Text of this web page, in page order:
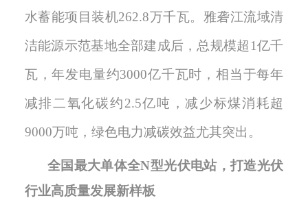
水蓄能项目装机262.8万千瓦。雅砻江流域清
洁能源示范基地全部建成后，总规模超 1亿千
瓦，年发电量约3000亿千瓦时，相当于每年
减排二氧化碳约2.5亿吨，减少标煤消耗超
9000万吨 ，绿色电力减碳效益尤其突出。
全国最大单体全N型光伏电站 ，打造光伏
行业高质量发展新样板